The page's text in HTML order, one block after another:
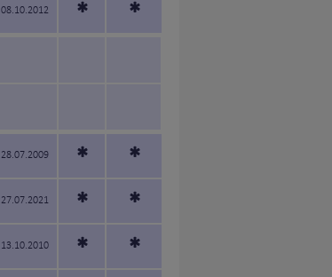
08.10.2012 * *
28.07.2009 * *
27.07.2021 * *
13.10.2010 * *